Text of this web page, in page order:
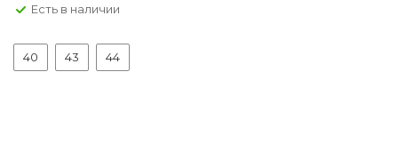
Есть в наличии
40 43 44